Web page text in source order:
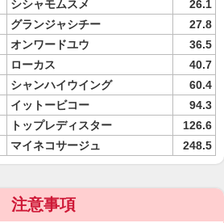
シシャモムスメ
26.1
グランジャシチー
27.8
オンワードユウ
36.5
ローカス
40.7
シャンハイウイング
60.4
イットービコー
94.3
トップレディスター
126.6
マイネコサージュ 248.5
注意事項